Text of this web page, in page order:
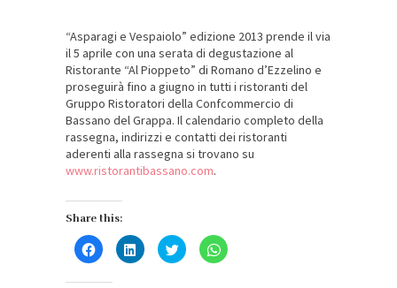
“Asparagi e Vespaiolo” edizione 2013 prende il via
il 5 aprile con una serata di degustazione al
Ristorante “Al Pioppeto” di Romano d’Ezzelino e
proseguirà fino a giugno in tutti i ristoranti del
Gruppo Ristoratori della Confcommercio di
Bassano del Grappa. Il calendario completo della
rassegna, indirizzi e contatti dei ristoranti
aderenti alla rassegna si trovano su
www.ristorantibassano.com.
Share this:
Fai
clic
Fai
clic
Fai
clic
Fai
clic